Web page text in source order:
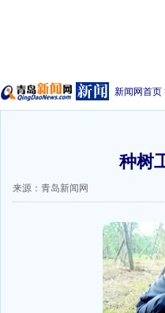
新闻网首页
种树
来源：青岛新闻网